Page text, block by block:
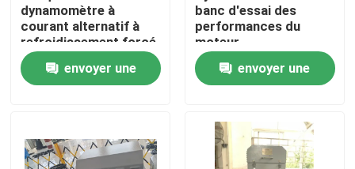
Produits
À propos de nous
Contrôle qualité
dynamomètre à
courant alternatif à
refroidissement forcé
envoyer une
banc d'essai des
performances du
moteur
envoyer une